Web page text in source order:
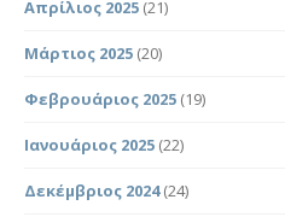
Απρίλιος 2025 (21)
Μάρτιος 2025 (20)
Φεβρουάριος 2025 (19)
Ιανουάριος 2025 (22)
Δεκέμβριος 2024(24)